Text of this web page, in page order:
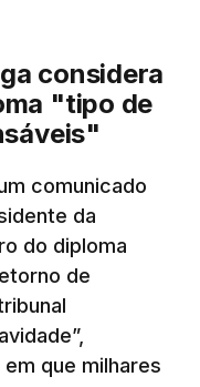
considera
"tipo de
comunicado
da
do diploma
de
que milhares